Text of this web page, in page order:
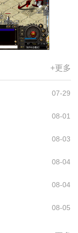
+更多
07-29
08-01
08-03
08-04
08-04
08-05